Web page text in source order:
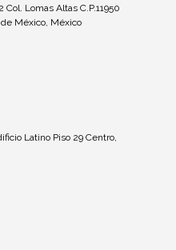
Lomas Altas C.P.11950
México, México
Latino Piso 29 Centro,